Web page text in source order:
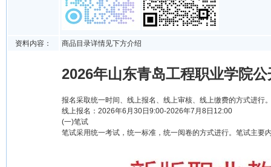
资料内容： 商品目录详情见下方介绍
2026年山东青岛工程职业学院
报名采取统一时间、线上报名、线上审核、线上缴费的方式进行
线上报名：2026年6月30日9:00-2026年7月8日12:00
(一)笔试
笔试采用统一考试，统一标准，统一阅卷的方式进行。笔试主要